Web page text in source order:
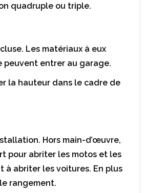
quadruple ou triple.
Les matériaux à eux
peuvent entrer au garage.
la hauteur dans le cadre de
Hors main-d’œuvre,
pour abriter les motos et les
à abriter les voitures. En plus
rangement.